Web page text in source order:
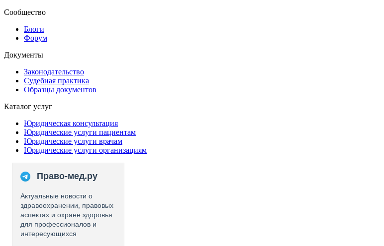
Сообщество
Блоги
Форум
Документы
Законодательство
Судебная практика
Образцы документов
Каталог услуг
Юридическая консультация
Юридические услуги пациентам
Юридические услуги врачам
Юридические услуги организациям
Право-мед.ру
Актуальные новости о
здравоохранении, правовых
аспектах и охране здоровья
для профессионалов и
интересующихся